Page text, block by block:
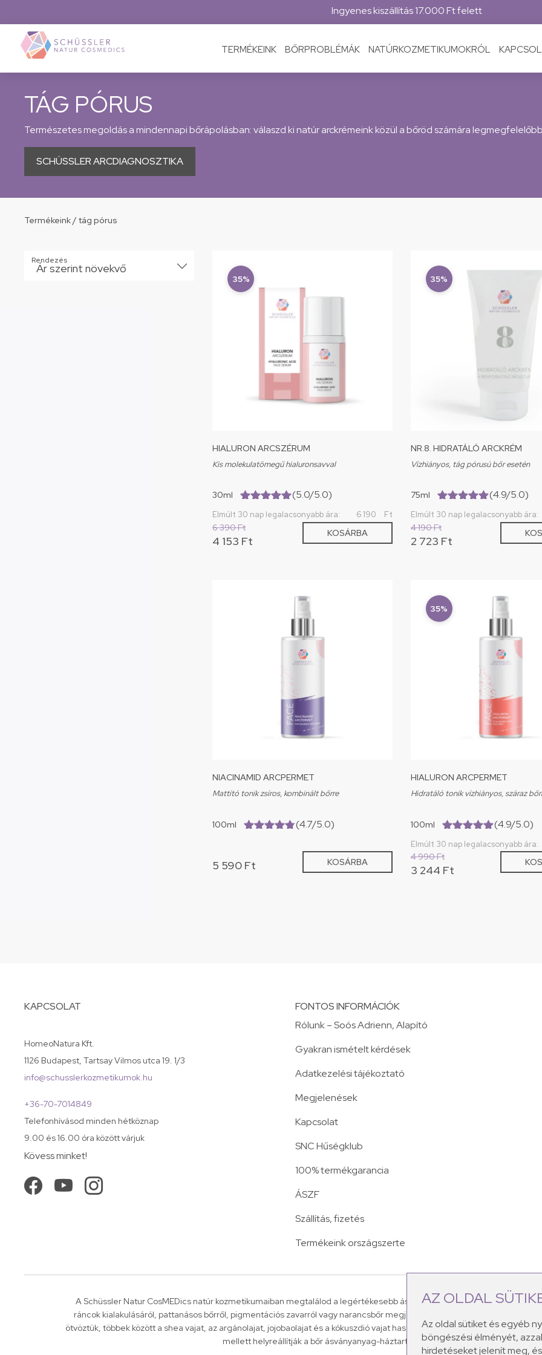
AZ OLDAL
Az oldal sütiket és egyéb
böngészési élményét,
hirdetéseket jelenít meg,
Ingyenes kiszállítás 17.000 Ft felett
TERMÉKEINK BŐRPROBLÉMÁK NATÚRKOZMETIKUMOKRÓL
TÁG PÓRUS
Természetes megoldás a mindennapi bőrápolásban: válaszd ki natúr arckrémeink közül a bőröd számára
SCHÜSSLER ARCDIAGNOSZTIKA
Termékeink/ tág pórus
Rendezés
Ár szerint növekvő
35%
HIALURON ARCSZÉRUM
Kis molekulatömegű hialuronsavval
KOSÁRBA
30ml
(5.0/5.0)
(5.0/5.0)
Elmúlt 30 nap legalacsonyabb ára: 6 190 Ft
6 390Ft
4 153 Ft
35%
NR.8. HIDRATÁLÓ ARCKRÉM
Vízhiányos, tág pórusú bőr esetén
75ml
(4.9/5.0)
(4.9/5.0)
Elmúlt 30 nap legalacsonyabb ára:
4 190Ft
2 723 Ft
NIACINAMID ARCPERMET
Mattító tonik zsíros, kombinált bőrre
KOSÁRBA
100ml
(4.7/5.0)
5 590 Ft
35%
HIALURON ARCPERMET
Hidratáló tonik vízhiányos, száraz
100ml
(4.9/5.0)
(4.9/5.0)
Elmúlt 30 nap legalacsonyabb ára:
4 990Ft
3 244 Ft
FONTOS INFORMÁCIÓK
Rólunk – Soós Adrienn, Alapító
Gyakran ismételt kérdések
Adatkezelési tájékoztató
Megjelenések
Kapcsolat
SNC Hűségklub
100% termékgarancia
ÁSZF
Szállítás, fizetés
Termékeink országszerte
KAPCSOLAT
HomeoNatura Kft.
1126 Budapest, Tartsay Vilmos utca 19. 1/3
info@schusslerkozmetikumok.hu
+36-70-7014849
Telefonhívásod minden hétköznap
9.00 és 16.00 óra között várjuk
Kövess minket!
A Schüssler Natur CosMEDics natúr kozmetikumaiban megtalálod a legértékesebb ásványi sókat, amelyek a
ráncok kialakulásáról, pattanásos bőrről, pigmentációs zavarról vagy narancsbőr megjelenéséről.
ötvöztük, többek között a shea vajat, az argánolajat, jojobaolajat és a kókuszdió vajat használunk fel termékeink
mellett helyreállítják a bőr ásványanyag-háztartását, mely ezáltal egészséges,